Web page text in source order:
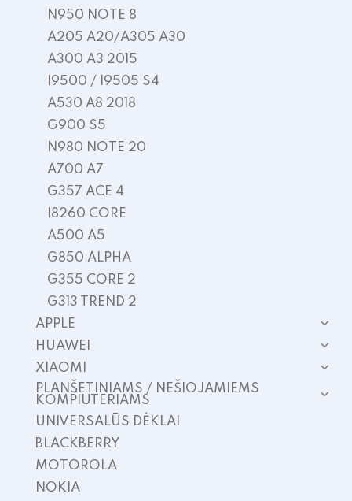
N950 NOTE 8
A205 A20/A305 A30
A300 A3 2015
I9500 / I9505 S4
A530 A8 2018
G900 S5
N980 NOTE 20
A700 A7
G357 ACE 4
I8260 CORE
A500 A5
G850 ALPHA
G355 CORE 2
G313 TREND 2
APPLE
HUAWEI
XIAOMI
PLANŠETINIAMS / NEŠIOJAMIEMS
KOMPIUTERIAMS
UNIVERSALŪS DĖKLAI
BLACKBERRY
MOTOROLA
NOKIA